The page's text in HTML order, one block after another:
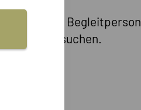
ist eine Begleitperson
besuchen.